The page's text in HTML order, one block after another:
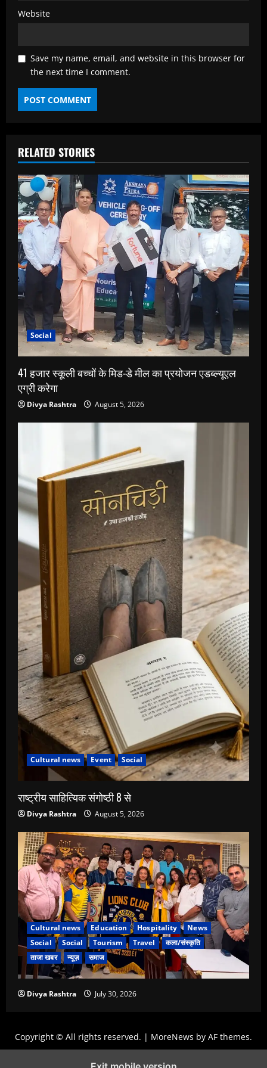
Website
Save my name, email, and website in this browser for
the next time I comment.
RELATED STORIES
Social
41 हजार स्कूली बच्चों के मिड-डे मील का प्रयोजन एडब्ल्यूएल
एग्री करेगा
Divya Rashtra August 5, 2026
Cultural news Event Social
राष्ट्रीय साहित्यिक संगोष्ठी 8 से
Divya Rashtra August 5, 2026
Cultural news Education Hospitality
News
Social
Social Tourism Travel
कला/संस्कृति
ताजा खबर
न्यूज़ समाज
Divya Rashtra July 30, 2026
Copyright © All rights reserved. | MoreNews by AF themes.